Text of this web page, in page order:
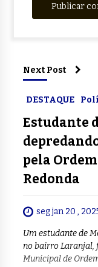
Next Post
DESTAQUE
Estudante
pela
Redonda
seg jan 20 ,
Um estudante de
no bairro Laranjal,
Municipal de